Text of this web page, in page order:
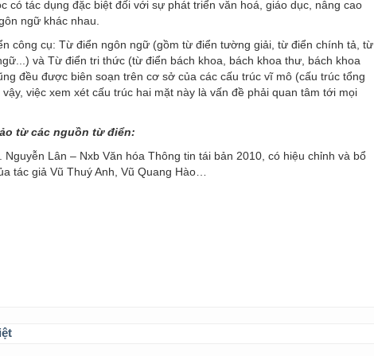
có tác dụng đặc biệt đối với sự phát triển văn hoá, giáo dục, nâng cao
ngữ khác nhau.
công cụ: Từ điển ngôn ngữ (gồm từ điển tường giải, từ điển chính tả, từ
và Từ điển tri thức (từ điển bách khoa, bách khoa thư, bách khoa
đều được biên soạn trên cơ sở của các cấu trúc vĩ mô (cấu trúc tổng
việc xem xét cấu trúc hai mặt này là vấn đề phải quan tâm tới mọi
từ các nguồn từ điển:
Lân – Nxb Văn hóa Thông tin tái bản 2010, có hiệu chỉnh và bổ
tác giả Vũ Thuý Anh, Vũ Quang Hào…